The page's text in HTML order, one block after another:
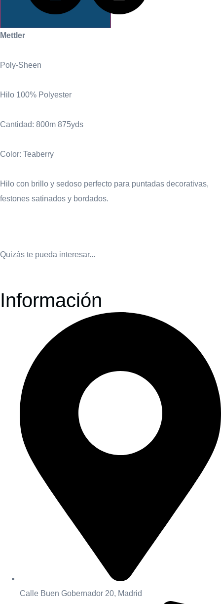
Mettler
Poly-Sheen
Hilo 100% Polyester
Cantidad: 800m 875yds
Color: Teaberry
Hilo con brillo y sedoso perfecto para puntadas decorativas,
festones satinados y bordados.
Quizás te pueda interesar...
Información
Calle Buen Gobernador 20, Madrid